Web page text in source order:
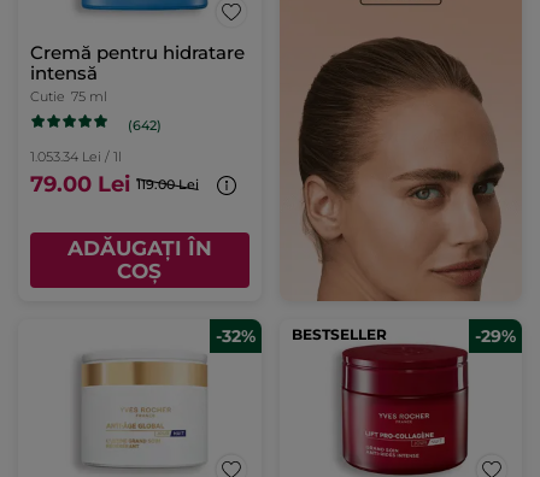
Cremă pentru hidratare
intensă
Cutie 75 ml
(642)
1.053.34 Lei / 1l
79.00 Lei 119.00 Lei
ADĂUGAȚI ÎN
COȘ
-32% BESTSELLER -29%